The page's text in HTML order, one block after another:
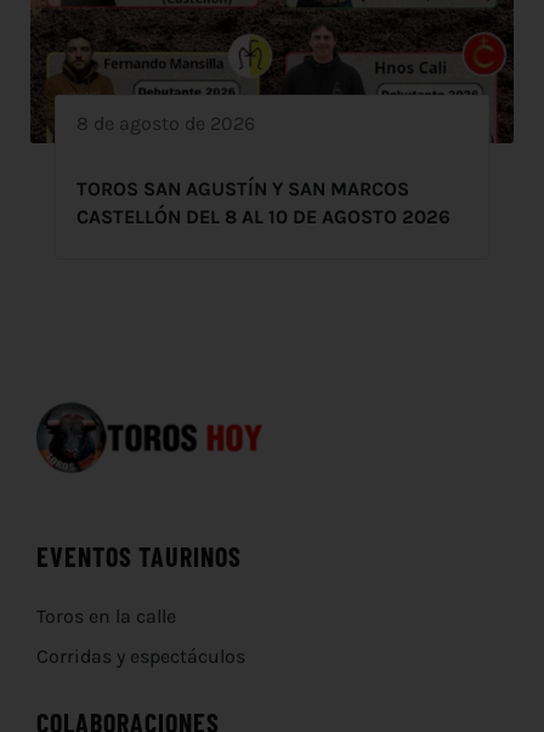
8 de agosto de 2026
TOROS SAN AGUSTÍN Y SAN MARCOS
CASTELLÓN DEL 8 AL 10 DE AGOSTO 2026
EVENTOS TAURINOS
Toros en la calle
Corridas y espectáculos
COLABORACIONES